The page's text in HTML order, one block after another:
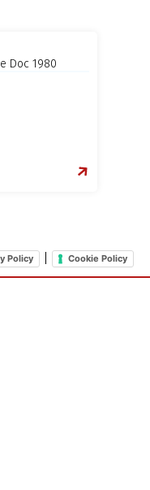
Doc 1980
Policy Cookie Policy